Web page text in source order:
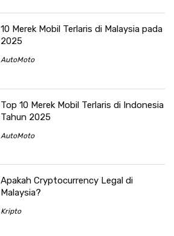
10 Merek Mobil Terlaris di Malaysia pada
2025
AutoMoto
Top 10 Merek Mobil Terlaris di Indonesia
Tahun 2025
AutoMoto
Apakah Cryptocurrency Legal di
Malaysia?
Kripto